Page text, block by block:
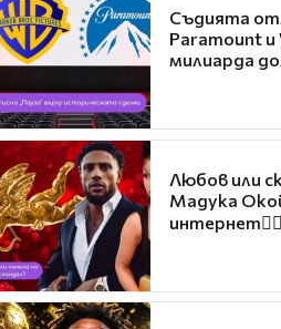
Съдията
Paramount и
милиарда
Любов или
Мадука